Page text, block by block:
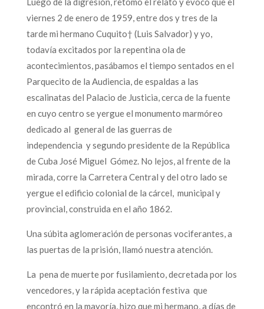
viernes 2 de enero de 1959, entre dos y tres de la
tarde mi hermano Cuquito† (Luis Salvador) y yo,
todavía excitados por la repentina ola de
acontecimientos, pasábamos el tiempo sentados en el
Parquecito de la Audiencia, de espaldas a las
escalinatas del Palacio de Justicia, cerca de la fuente
en cuyo centro se yergue el monumento marmóreo
dedicado al general de las guerras de
independencia y segundo presidente de la República
de Cuba José Miguel Gómez. No lejos, al frente de la
mirada, corre la Carretera Central y del otro lado se
yergue el edificio colonial de la cárcel, municipal y
provincial, construida en el año 1862.
Una súbita aglomeración de personas vociferantes, a
las puertas de la prisión, llamó nuestra atención.
La pena de muerte por fusilamiento, decretada por los
vencedores, y la rápida aceptación festiva que
encontró en la mayoría, hizo que mi hermano, a días de